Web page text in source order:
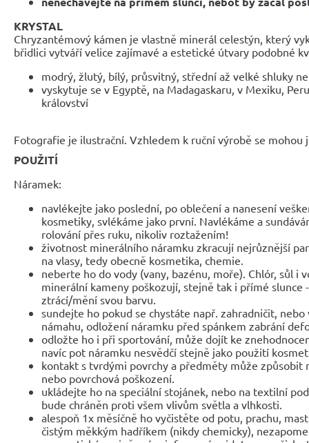
KRYSTAL
Chryzantémový kámen je vlastně minerál celestýn, který
břidlici vytváří velice zajímavé a estetické útvary podobné
modrý, žlutý, bílý, průsvitný, střední až velké shluky
vyskytuje se v Egyptě, na Madagaskaru, v Mexiku,
království
Fotografie je ilustrační. Vzhledem k ruční výrobě se
POUŽITÍ
Náramek:
navlékejte jako poslední, po oblečení a nanesení
kosmetiky, svlékáme jako první. Navlékáme a
rolování přes ruku, nikoliv roztažením!
životnost minerálního náramku zkracují nejrůznější
na vlasy, tedy obecně kosmetika, chemie.
neberte ho do vody (vany, bazénu, moře). Chlór, sůl i
minerální kameny poškozují, stejně tak i přímé slunce
ztrácí/mění svou barvu.
sundejte ho pokud se chystáte např. zahradničit,
námahu, odložení náramku před spánkem zabrání
odložte ho i při sportování, může dojít ke
navíc pot náramku nesvědčí stejně jako použití
kontakt s tvrdými povrchy a předměty může způsobit
nebo povrchová poškození.
ukládejte ho na speciální stojánek, nebo na textilní
bude chráněn proti všem vlivům světla a vlhkosti.
alespoň 1x měsíčně ho vyčistěte od potu, prachu,
čistým měkkým hadříkem (nikdy chemicky),